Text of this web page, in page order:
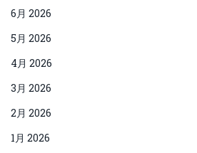
6月 2026
5月 2026
4月 2026
3月 2026
2月 2026
1月 2026